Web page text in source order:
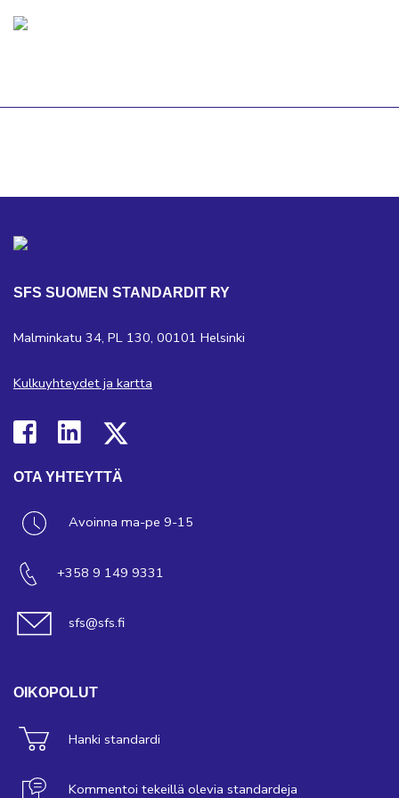
SFS SUOMEN STANDARDIT RY
Malminkatu 34, PL 130, 00101 Helsinki
Kulkuyhteydet ja kartta
OTA YHTEYTTÄ
Avoinna ma-pe 9-15
+358 9 149 9331
sfs@sfs.fi
OIKOPOLUT
Hanki standardi
Kommentoi tekeillä olevia standardeja